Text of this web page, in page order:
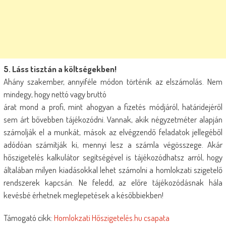
5. Láss tisztán a költségekben!
Ahány szakember, annyiféle módon történik az elszámolás. Nem
mindegy, hogy nettó vagy bruttó
árat mond a profi, mint ahogyan a fizetés módjáról, határidejéről
sem árt bővebben tájékozódni. Vannak, akik négyzetméter alapján
számolják el a munkát, mások az elvégzendő feladatok jellegéből
adódóan számítják ki, mennyi lesz a számla végösszege. Akár
hőszigetelés kalkulátor segítségével is tájékozódhatsz arról, hogy
általában milyen kiadásokkal lehet számolni a homlokzati szigetelő
rendszerek kapcsán. Ne feledd, az előre tájékozódásnak hála
kevésbé érhetnek meglepetések a későbbiekben!
Támogató cikk:Homlokzati Hőszigetelés.hu csapata